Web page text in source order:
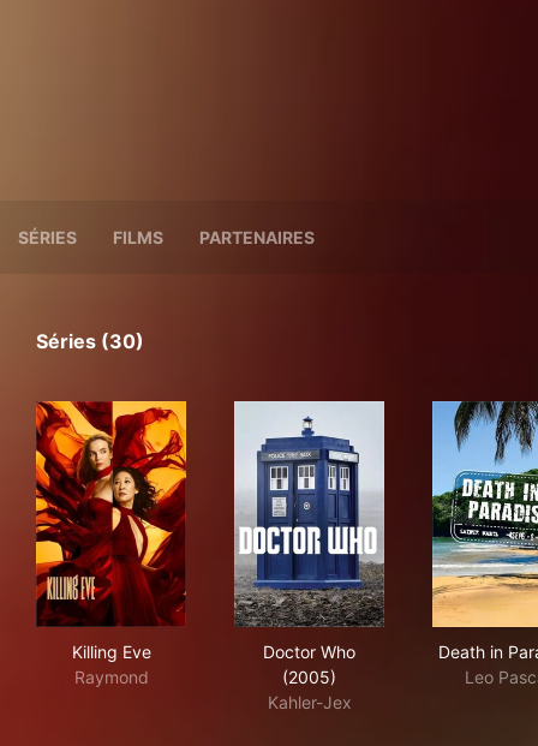
SÉRIES FILMS PARTENAIRES
Séries (30)
Killing Eve
Raymond
Doctor Who
(2005)
Kahler-Jex
Death in
Leo